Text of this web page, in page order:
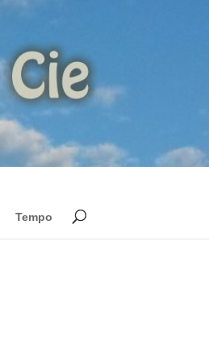
Tempo